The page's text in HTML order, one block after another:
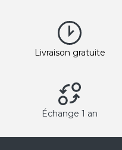
Livraison gratuite
Échange 1 an